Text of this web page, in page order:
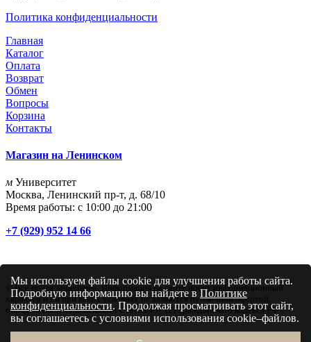
Политика конфиденциальности
Главная
Каталог
Оплата
Возврат
Обмен
Вопросы
Корзина
Контакты
Магазин на Ленинском
м Университет
Москва, Ленинский пр-т, д. 68/10
Время работы: с 10:00 до 21:00
+7 (929) 952 14 66
© Все права защищены. Информация на сайте носит информационный
характер и ни при каких условиях не являются публичной офертой,
определяемой положениями Статьи 437 (2) Гражданского кодекса РФ
Мы используем файлы cookie для улучшения работы сайта.
Подробную информацию вы найдете вПолитике
конфиденциальности. Продолжая просматривать этот сайт,
вы соглашаетесь с условиями использования cookie–файлов.